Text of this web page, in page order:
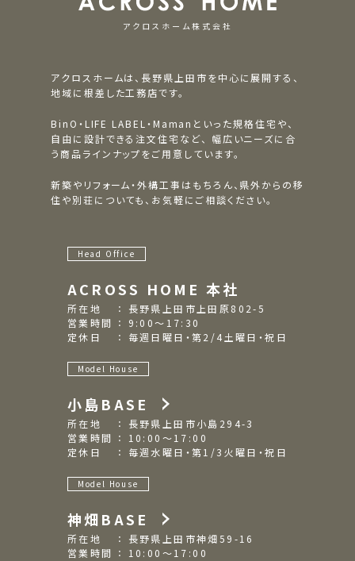
アクロスホーム株式会社
アクロスホームは、長野県上田市を中心に展開する、
地域に根差した工務店です。
BinO・LIFE LABEL・Mamanといった規格住宅や、
自由に設計できる注文住宅など、
幅広いニーズに合
う商品ラインナップをご用意しています。
新築やリフォーム・外構工事はもちろん、県外からの移
住や別荘についても、お気軽にご相談ください。
Head Office
ACROSS HOME 本社
所在地 ： 長野県上田市上田原802-5
営業時間 ： 9:00～17:30
定休日 ： 毎週日曜日・第2/4土曜日・祝日
Model House
小島BASE
所在地 ： 長野県上田市小島294-3
営業時間 ： 10:00～17:00
定休日 ： 毎週水曜日・第1/3火曜日・祝日
Model House
神畑BASE
所在地 ： 長野県上田市神畑59-16
営業時間 ： 10:00～17:00